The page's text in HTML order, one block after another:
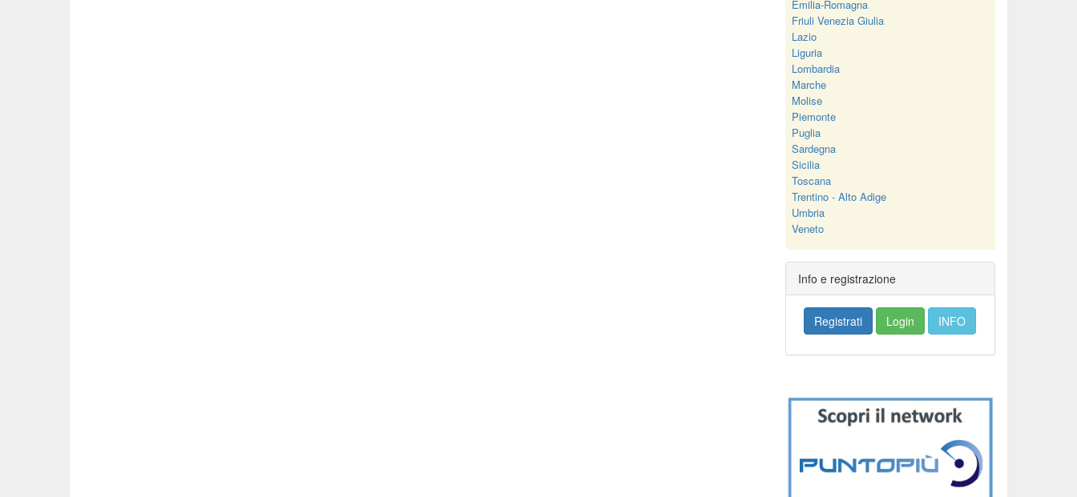
Emilia-Romagna
Friuli Venezia Giulia
Lazio
Liguria
Lombardia
Marche
Molise
Piemonte
Puglia
Sardegna
Sicilia
Toscana
Trentino - Alto Adige
Umbria
Veneto
Info e registrazione
Registrati Login INFO